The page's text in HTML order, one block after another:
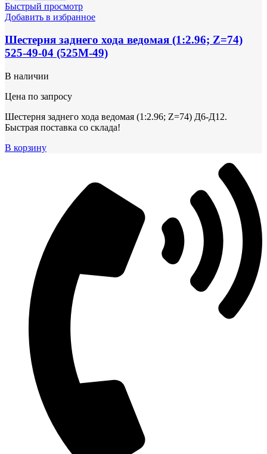
Быстрый просмотр
Добавить в избранное
Шестерня заднего хода ведомая (1:2.96; Z=74)
525-49-04 (525М-49)
В наличии
Цена по запросу
Шестерня заднего хода ведомая (1:2.96; Z=74) Д6-Д12.
Быстрая поставка со склада!
В корзину